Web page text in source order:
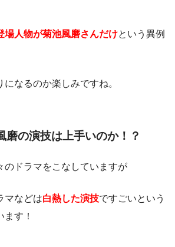
場人物が菊池風磨さんだけという異例
なるのか楽しみですね。
磨の演技は上手いのか！？
のドラマをこなしていますが
マなどは白熱した演技ですごいという
す！